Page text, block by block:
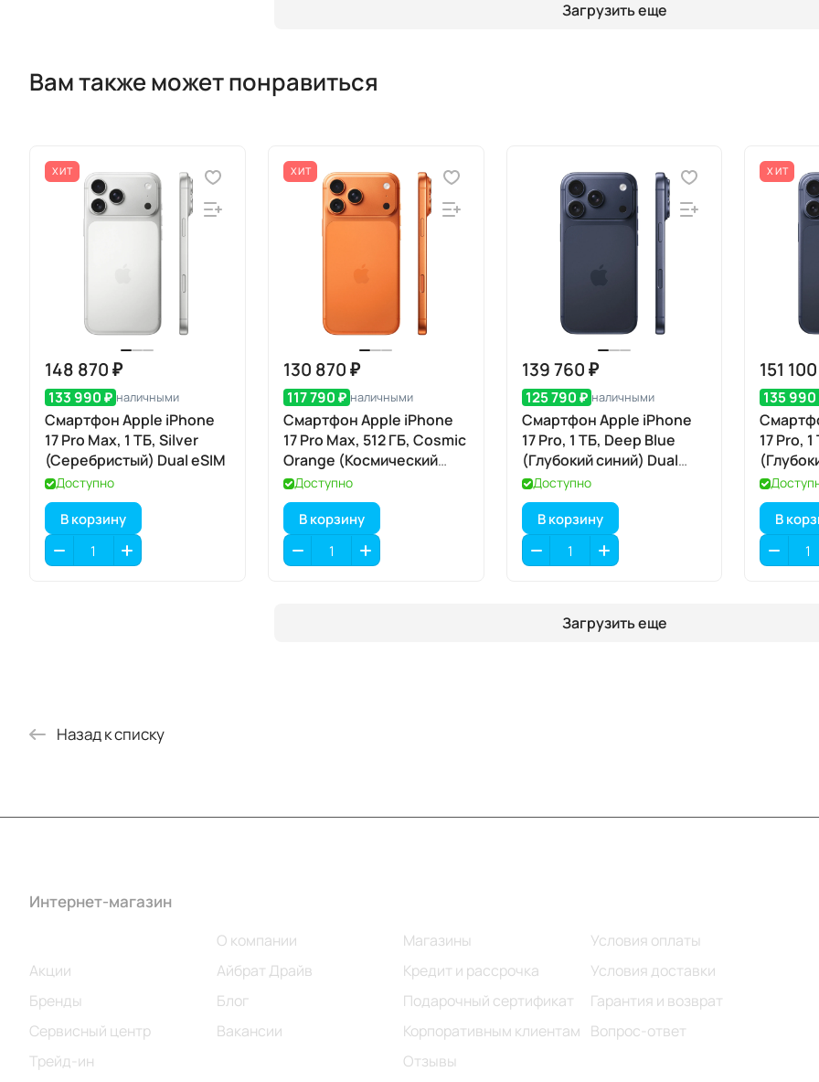
Загрузить еще
Вам также может понравиться
ХИТ
148 870 ₽
133 990 ₽ наличными
Смартфон Apple iPhone
17 Pro Max, 1 ТБ, Silver
(Серебристый) Dual eSIM
Доступно
В корзину
ХИТ
130 870 ₽
117 790 ₽ наличными
Смартфон Apple iPhone
17 Pro Max, 512 ГБ, Cosmic
Orange (Космический
оранжевый) Dual eSIM
Доступно
В корзину
139 760 ₽
125 790 ₽ наличными
Смартфон Apple iPhone
17 Pro, 1 ТБ, Deep Blue
(Глубокий синий) Dual
eSIM
Доступно
В корзину
ХИТ
151
135 990
17 Pro,
В
Загрузить еще
Назад к списку
Интернет-магазин
Акции
Бренды
Сервисный центр
Трейд-ин
О компании
Айбрат Драйв
Блог
Вакансии
Магазины
Кредит и рассрочка
Подарочный сертификат
Корпоративным клиентам
Отзывы
Условия оплаты
Условия доставки
Гарантия и возврат
Вопрос-ответ